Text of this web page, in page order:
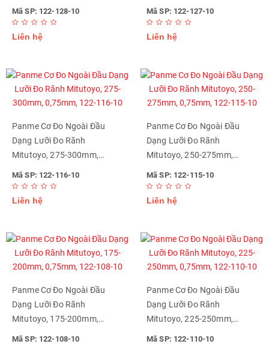
122-128-10
Mã SP: 122-128-10
Liên hệ
127-10
Mã SP: 122-127-10
Liên hệ
Panme Cơ Đo Ngoài Đầu
Dạng Lưỡi Đo Rãnh
Mitutoyo, 275-300mm,
0,75mm, 122-116-10
Mã SP: 122-116-10
Liên hệ
Panme Cơ Đo Ngoài Đầu
Dạng Lưỡi Đo Rãnh
Mitutoyo, 250-275mm,
0,75mm, 122-115-10
Mã SP: 122-115-10
Liên hệ
Panme Cơ Đo Ngoài Đầu
Dạng Lưỡi Đo Rãnh
Mitutoyo, 175-200mm,
0,75mm, 122-108-10
Mã SP: 122-108-10
Panme Cơ Đo Ngoài Đầu
Dạng Lưỡi Đo Rãnh
Mitutoyo, 225-250mm,
0,75mm, 122-110-10
Mã SP: 122-110-10